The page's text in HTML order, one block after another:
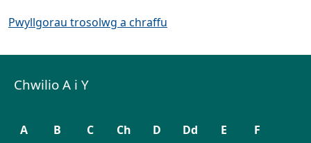
Pwyllgorau trosolwg a chraffu
Chwilio A i Y
A B C Ch D Dd E F